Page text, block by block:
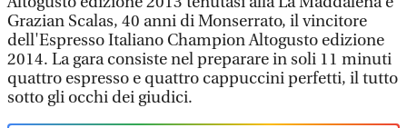
Grazian Scalas, 40 anni di Monserrato, il vincitore
dell'Espresso Italiano Champion Altogusto edizione
2014. La gara consiste nel preparare in soli 11 minuti
quattro espresso e quattro cappuccini perfetti, il tutto
sotto gli occhi dei giudici.